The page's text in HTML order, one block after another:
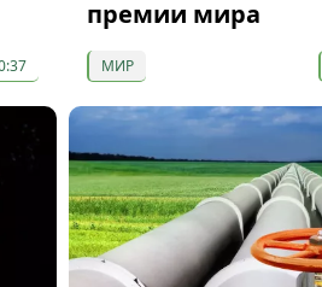
премии мира
МИР